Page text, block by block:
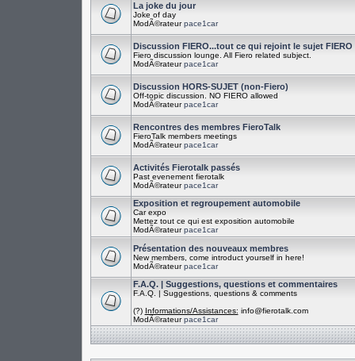
La joke du jour
Joke of day
ModÃ©rateurpace1car
Discussion FIERO...tout ce qui rejoint le sujet FIERO
Fiero discussion lounge. All Fiero related subject.
ModÃ©rateurpace1car
Discussion HORS-SUJET (non-Fiero)
Off-topic discussion. NO FIERO allowed
ModÃ©rateurpace1car
Rencontres des membres FieroTalk
FieroTalk members meetings
ModÃ©rateurpace1car
Activités Fierotalk passés
Past evenement fierotalk
ModÃ©rateurpace1car
Exposition et regroupement automobile
Car expo
Mettez tout ce qui est exposition automobile
ModÃ©rateurpace1car
Présentation des nouveaux membres
New members, come introduct yourself in here!
ModÃ©rateurpace1car
F.A.Q. | Suggestions, questions et commentaires
F.A.Q. | Suggestions, questions & comments
(?) Informations/Assistances: info@fierotalk.com
ModÃ©rateurpace1car